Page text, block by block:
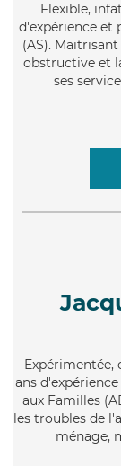
Flexible,
d'expérience et
(AS).
obstructive et
ses
Expérimentée,
ans
aux Familles
les troubles de
ménage,